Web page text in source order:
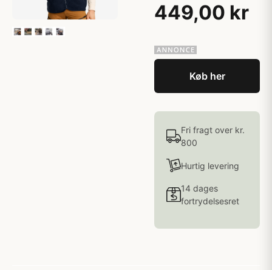
449,00 kr
Køb her
Fri fragt over kr.
800
Hurtig levering
14 dages
fortrydelsesret